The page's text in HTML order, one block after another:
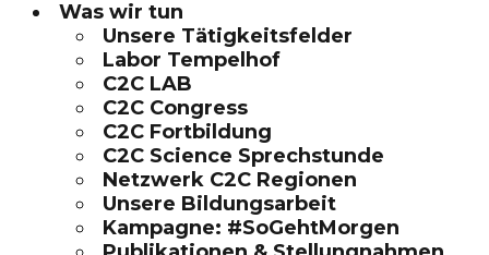
Was wir tun
Unsere Tätigkeitsfelder
Labor Tempelhof
C2C LAB
C2C Congress
C2C Fortbildung
C2C Science Sprechstunde
Netzwerk C2C Regionen
Unsere Bildungsarbeit
Kampagne: #SoGehtMorgen